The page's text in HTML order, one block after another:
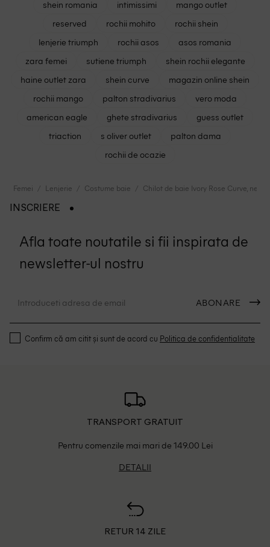
shein romania intimissimi
mango outlet
reserved
rochii mohito
rochii shein
lenjerie triumph
rochii asos
asos romania
zara femei
sutiene triumph
shein rochii elegante
haine outlet zara
shein curve
magazin online shein
rochii mango
palton stradivarius
vero moda
american eagle
ghete stradivarius
guess outlet
triaction
s oliver outlet
palton dama
rochii de ocazie
Femei Lenjerie Costume baie Chilot de baie Ivory Rose Curve, negru
INSCRIERE
Afla toate noutatile si fii inspirata de
newsletter-ul nostru
ABONARE
Confirm că am citit și sunt de acord cu Politica de confidentialitate
TRANSPORT GRATUIT
Pentru comenzile mai mari de 149.00 Lei
DETALII
RETUR 14 ZILE